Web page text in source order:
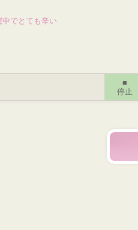
でとても辛い
■
停止